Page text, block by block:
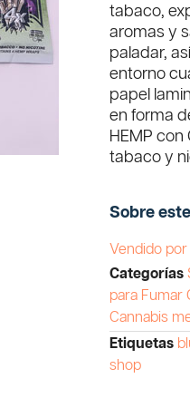
tabaco,
aromas y
paladar,
entorno
papel
en forma
HEMP
tabaco y
Sobre
Vendido
Categorías
para Fumar
Cannabis
Etiquetas
shop